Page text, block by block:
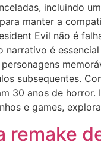
incluindo
manter a
Evil não é
é
subsequentes.
30 anos de
e games,
remake